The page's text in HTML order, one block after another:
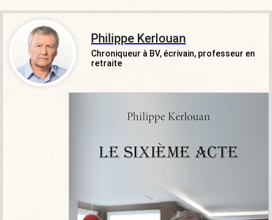
Philippe Kerlouan
Chroniqueur à BV, écrivain, professeur en
retraite